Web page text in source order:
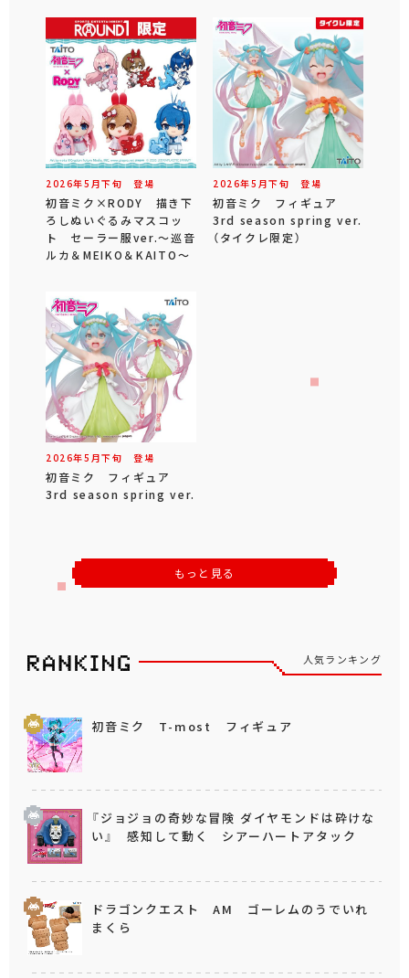
2026年5 月下旬 登場
初音ミク×RODY 描き下
ろしぬいぐるみマスコッ
ト セーラー服ver.～巡音
ルカ＆MEIKO＆KAITO～
2026年5 月下旬 登場
初音ミク フィギュア
3rd season spring ver.
（タイクレ限定）
2026年5 月下旬 登場
初音ミク フィギュア
3rd season spring ver.
もっと見る
人気ランキング
初音ミク T-most フィギュア
『ジョジョの奇妙な冒険 ダイヤモンドは砕けな
い』 感知して動く シアーハートアタック
ドラゴンクエスト AM ゴーレムのうでいれ
まくら